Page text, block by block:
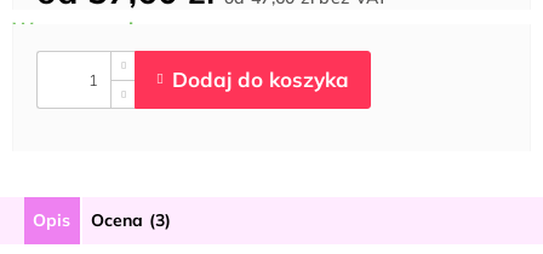
Opis Ocena (3)